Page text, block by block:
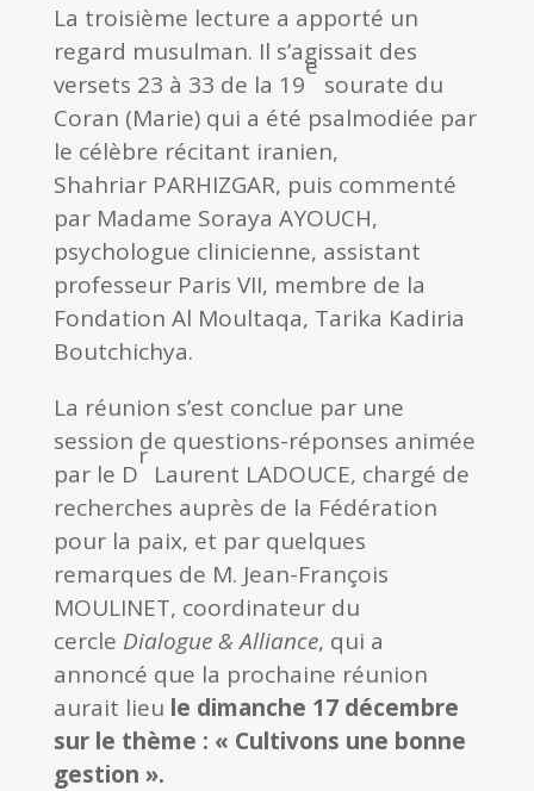
La troisième lecture a apporté un
regard musulman. Il s’agissait des
versets 23 à 33 de la 19
e
sourate du
Coran (Marie) qui a été psalmodiée par
le célèbre récitant iranien,
Shahriar PARHIZGAR, puis commenté
par Madame Soraya AYOUCH,
psychologue clinicienne, assistant
professeur Paris VII, membre de la
Fondation Al Moultaqa, Tarika Kadiria
Boutchichya.
La réunion s’est conclue par une
session de questions-réponses animée
par le D
r
Laurent LADOUCE, chargé de
recherches auprès de la Fédération
pour la paix, et par quelques
remarques de M. Jean-François
MOULINET, coordinateur du
cercle Dialogue & Alliance, qui a
annoncé que la prochaine réunion
aurait lieu le dimanche 17 décembre
sur le thème : « Cultivons une bonne
gestion ».